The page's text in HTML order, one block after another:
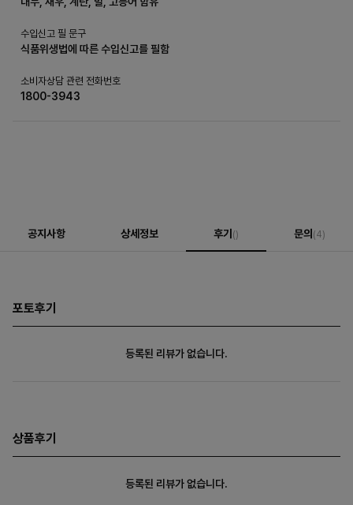
수입신고 필 문구
식품위생법에 따른 수입신고를 필함
소비자상담 관련 전화번호
1800-3943
공지사항 상세정보 후기() 문의(4)
포토후기
등록된 리뷰가 없습니다.
상품후기
등록된 리뷰가 없습니다.